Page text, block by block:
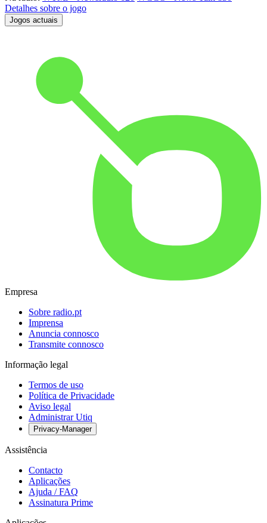
Detalhes sobre o jogo
Jogos actuais
Empresa
Sobre radio.pt
Imprensa
Anuncia connosco
Transmite connosco
Informação legal
Termos de uso
Política de Privacidade
Aviso legal
Administrar Utiq
Privacy-Manager
Assistência
Contacto
Aplicações
Ajuda / FAQ
Assinatura Prime